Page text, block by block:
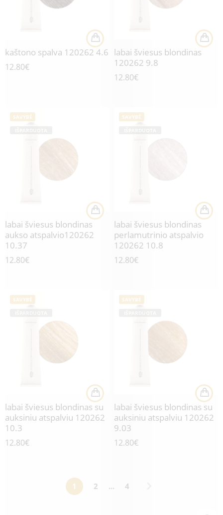
kaštono spalva 120262 4.6
12.80€
labai šviesus blondinas
120262 9.8
12.80€
SAVYBĖ
labai šviesus blondinas
aukso atspalvio120262
10.37
12.80€
SAVYBĖ
labai šviesus blondinas
perlamutrinio atspalvio
120262 10.8
12.80€
SAVYBĖ
labai šviesus blondinas su
auksiniu atspalviu 120262
10.3
12.80€
SAVYBĖ
labai šviesus blondinas su
auksiniu atspalviu 120262
9.03
12.80€
1 2 ... 4